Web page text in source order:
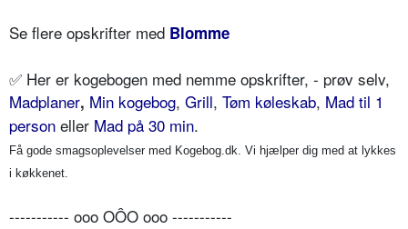
Se flere opskrifter med Blomme
✅ Her er kogebogen med nemme opskrifter, - prøv selv,
Madplaner, Min kogebog, Grill, Tøm køleskab, Mad til 1
person eller Mad på 30 min.
Få gode smagsoplevelser med Kogebog.dk. Vi hjælper dig med at lykkes
i køkkenet.
----------- ooo OÔO ooo -----------